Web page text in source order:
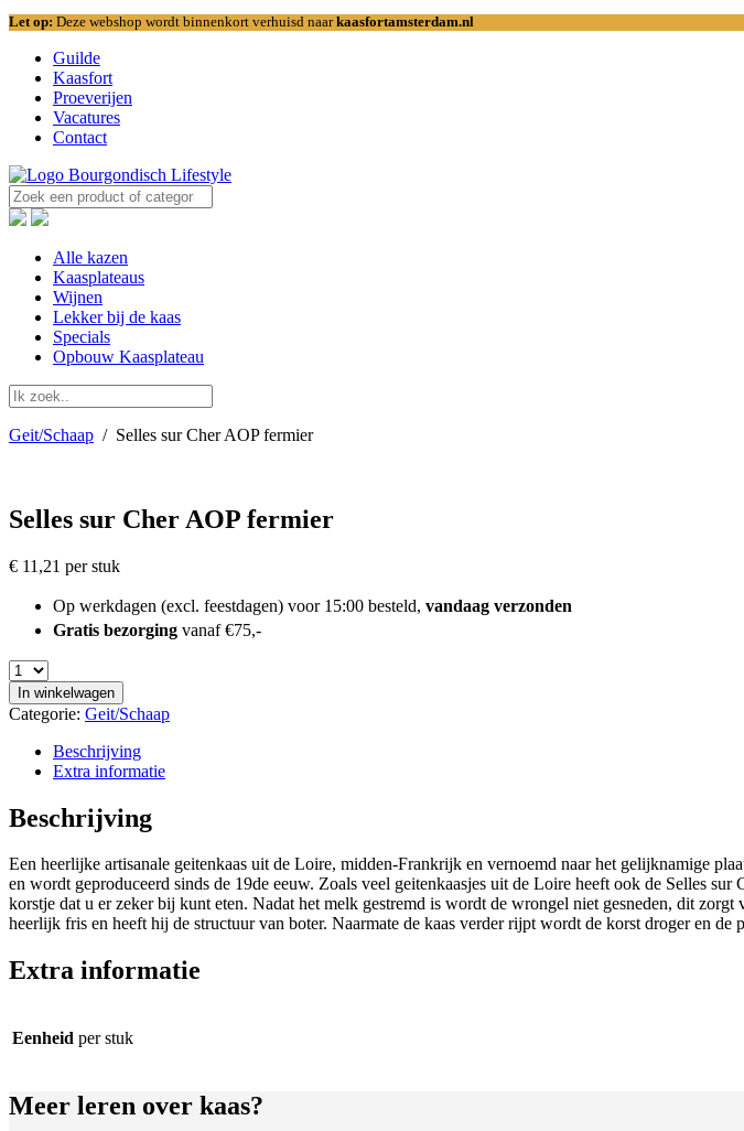
Let op: Deze webshop wordt binnenkort verhuisd naarkaasfortamsterdam.nl
Guilde
Kaasfort
Proeverijen
Vacatures
Contact
Alle kazen
Kaasplateaus
Wijnen
Lekker bij de kaas
Specials
Opbouw Kaasplateau
Geit/Schaap /Selles sur Cher AOP fermier
Selles sur Cher AOP fermier
€ 11,21 per stuk
Op werkdagen (excl. feestdagen) voor 15:00 besteld, vandaag verzonden
Gratis bezorging vanaf €75,-
In winkelwagen
Categorie: Geit/Schaap
Beschrijving
Extra informatie
Beschrijving
Een heerlijke artisanale geitenkaas uit de Loire, midden-Frankrijk en vernoemd naar het gelijknamige
en wordt geproduceerd sinds de 19de eeuw. Zoals veel geitenkaasjes uit de Loire heeft ook de Selles
korstje dat u er zeker bij kunt eten. Nadat het melk gestremd is wordt de wrongel niet gesneden, dit
heerlijk fris en heeft hij de structuur van boter. Naarmate de kaas verder rijpt wordt de korst droger en de
Extra informatie
Eenheid per stuk
Meer leren over kaas?